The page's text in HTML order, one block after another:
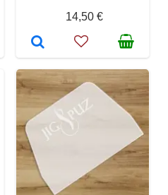
14,50 €